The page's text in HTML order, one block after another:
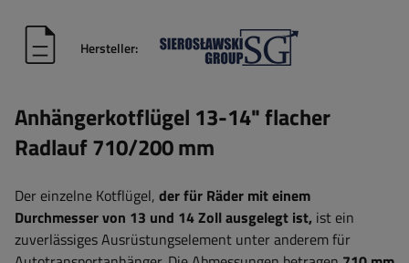
Hersteller:
Anhängerkotflügel 13-14" flacher
Radlauf 710/200 mm
Der einzelne Kotflügel, der für Räder mit einem
Durchmesser von 13 und 14 Zoll ausgelegt ist, ist ein
zuverlässiges Ausrüstungselement unter anderem für